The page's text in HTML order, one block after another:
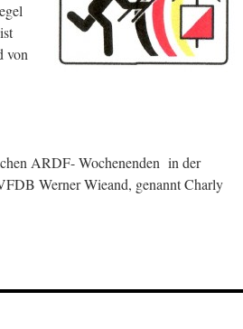
von
ARDF- Wochenenden in der
Werner Wieand, genannt Charly